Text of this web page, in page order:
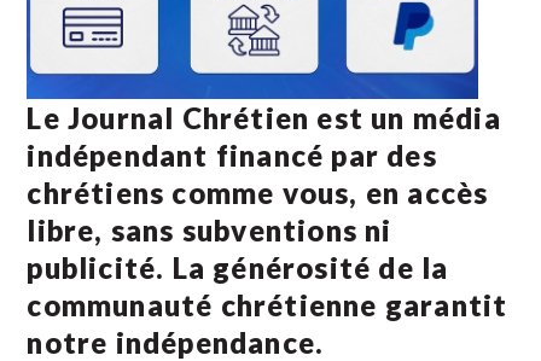
Le Journal Chrétien est un média
indépendant financé par des
chrétiens comme vous, en accès
libre, sans subventions ni
publicité. La générosité de la
communauté chrétienne garantit
notre indépendance.